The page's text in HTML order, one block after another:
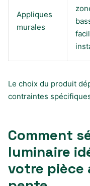
Appliques
murales
Le choix du produit
contraintes
Comment
luminaire
votre pièce